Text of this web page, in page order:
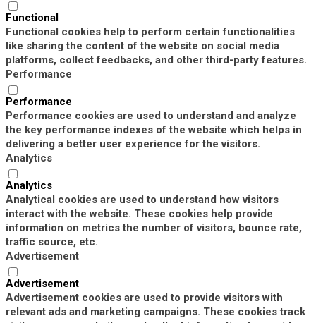
Functional
Functional cookies help to perform certain functionalities
like sharing the content of the website on social media
platforms, collect feedbacks, and other third-party features.
Performance
Performance
Performance cookies are used to understand and analyze
the key performance indexes of the website which helps in
delivering a better user experience for the visitors.
Analytics
Analytics
Analytical cookies are used to understand how visitors
interact with the website. These cookies help provide
information on metrics the number of visitors, bounce rate,
traffic source, etc.
Advertisement
Advertisement
Advertisement cookies are used to provide visitors with
relevant ads and marketing campaigns. These cookies track